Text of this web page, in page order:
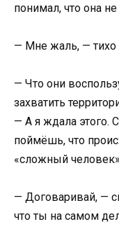
понимал, что она не
— Мне жаль, — тихо
— Что они
захватить
— А я ждала этого.
поймёшь, что
«сложный
— Договаривай, —
что ты на самом